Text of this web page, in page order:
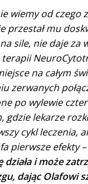
wiemy od
przestał mu
sile, nie daje za
na całym
zerwanych
po wylewie
gdzie lekarze
cykl leczenia,
pierwsze efekty –
i może
dając Olafowi